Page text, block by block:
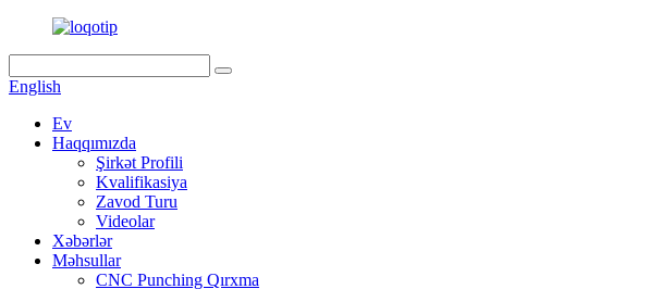
English
Ev
Haqqımızda
Şirkət Profili
Kvalifikasiya
Zavod Turu
Videolar
Xəbərlər
Məhsullar
CNC Punching Qırxma